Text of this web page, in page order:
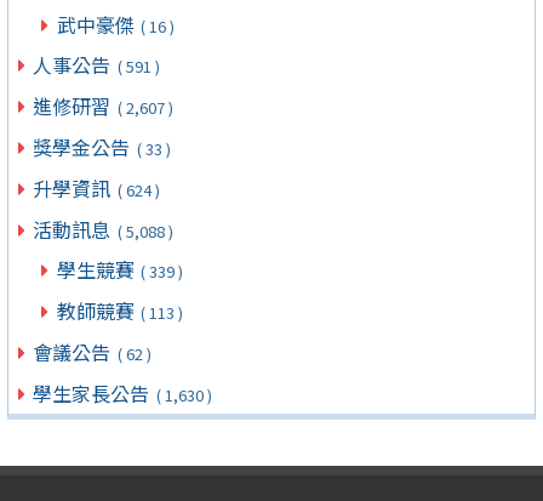
武中豪傑 ( 16 )
人事公告 ( 591 )
進修研習 ( 2,607 )
獎學金公告 ( 33 )
升學資訊 ( 624 )
活動訊息 ( 5,088 )
學生競賽 ( 339 )
教師競賽 ( 113 )
會議公告 ( 62 )
學生家長公告 ( 1,630 )